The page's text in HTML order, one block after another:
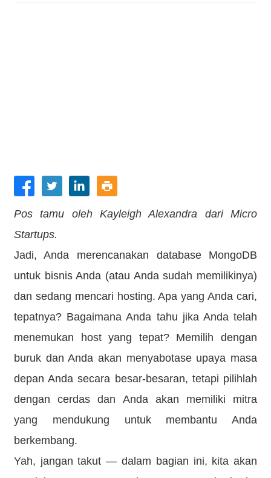
Pos tamu oleh Kayleigh Alexandra dari Micro
Startups.
Jadi, Anda merencanakan database MongoDB
untuk bisnis Anda (atau Anda sudah memilikinya)
dan sedang mencari hosting. Apa yang Anda cari,
tepatnya? Bagaimana Anda tahu jika Anda telah
menemukan host yang tepat? Memilih dengan
buruk dan Anda akan menyabotase upaya masa
depan Anda secara besar-besaran, tetapi pilihlah
dengan cerdas dan Anda akan memiliki mitra
yang mendukung untuk membantu Anda
berkembang.
Yah, jangan takut — dalam bagian ini, kita akan